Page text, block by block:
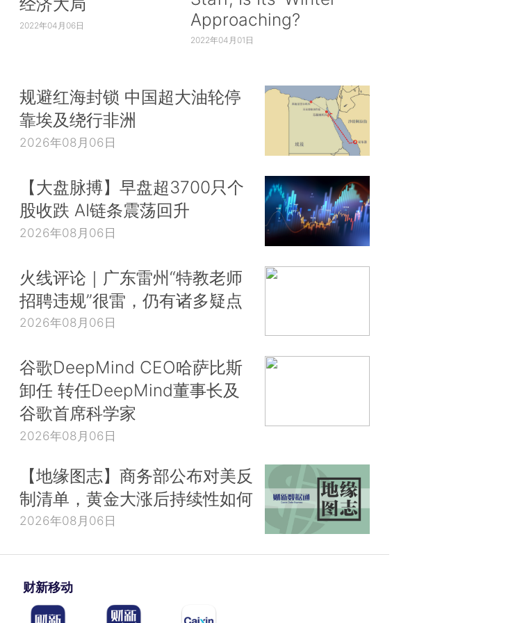
2022年04月06日
Approaching?
2022年04月01日
规避红海封锁 中国超大油轮停
靠埃及绕行非洲
2026年08月06日
【大盘脉搏】早盘超3700只个
股收跌 AI链条震荡回升
2026年08月06日
火线评论｜广东雷州“特教老师
招聘违规”很雷，仍有诸多疑点
2026年08月06日
谷歌DeepMind CEO哈萨比斯
卸任 转任DeepMind董事长及
谷歌首席科学家
2026年08月06日
【地缘图志】商务部公布对美反
制清单，黄金大涨后持续性如何
2026年08月06日
财新移动